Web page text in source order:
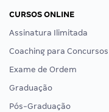
CURSOS ONLINE
Assinatura Ilimitada
Coaching para Concursos
Exame de Ordem
Graduação
Pós-Graduação